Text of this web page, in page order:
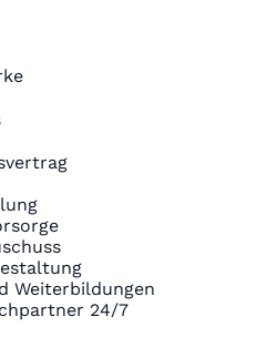
Weiterbildungen
24/7